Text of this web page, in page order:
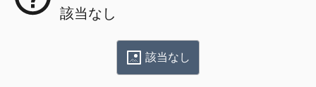
該当なし
該当なし